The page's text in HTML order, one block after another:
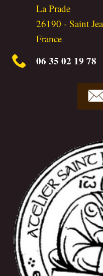
La Prade
26190 -Saint
France
06 35 02 19 78